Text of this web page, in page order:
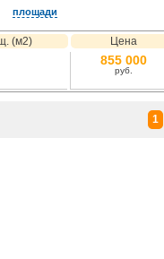
площади
(м2)
Цена
855 000
руб.
1